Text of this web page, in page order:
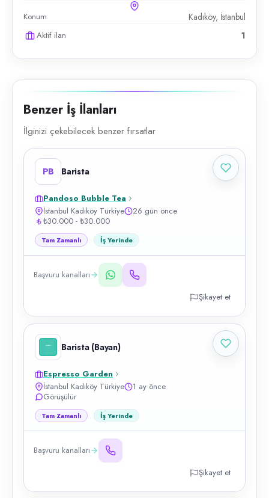
Konum Kadıköy, İstanbul
Aktif ilan 1
Benzer İş İlanları
İlginizi çekebilecek benzer fırsatlar
PB Barista
Pandoso Bubble Tea
İstanbul Kadıköy Türkiye
26 gün önce
₺30.000 - ₺30.000
Tam Zamanlı İş Yerinde
Başvuru kanalları
Şikayet et
Barista (Bayan)
Espresso Garden
İstanbul Kadıköy Türkiye
1 ay önce
Görüşülür
Tam Zamanlı İş Yerinde
Başvuru kanalları
Şikayet et